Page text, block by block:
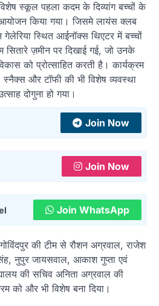
स्कूल पहला कदम के दिव्यांग बच्चों के
किया गया। जिसमे लायंस क्लब
स्थित आईनॉक्स थिएटर में बच्चों
सितारे ज़मीन पर दिखाई गई, जो उनके
को प्रोत्साहित करती है। कार्यक्रम
और टॉफी की भी विशेष व्यवस्था
दोगुना हो गया।
Join Now
Join Now
Join WhatsApp
की टीम से रौशन अग्रवाल, राजेश
नुपुर जायसवाल, आकाश गुप्ता एवं
की सचिव अनिता अग्रवाल की
को और भी विशेष बना दिया।